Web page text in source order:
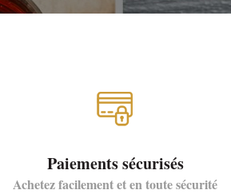
Paiements sécurisés
Achetez facilement et en toute sécurité